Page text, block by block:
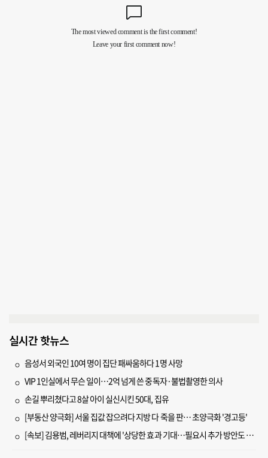
실시간 핫뉴스
음성서 외국인 10여 명이 집단 패싸움하다 1명 사망
VIP 1인실에서 무슨 일이…2억 넘게 쓴 중독자·불법촬영한 의사
손길 뿌리쳤다고 8살 아이 실신시킨 50대, 집유
[부동산 양극화] 서울 집값 잡으려다 지방 다 죽을 판… 초양극화 '경고등'
[속보] 김용범, 레버리지 대책에 '상당한 효과 기대…필요시 추가 방안도 검토'